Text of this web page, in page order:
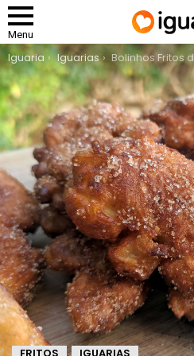
Menu
You are here:
Iguaria Iguarias Bolinhos Fritos de Maçã
,